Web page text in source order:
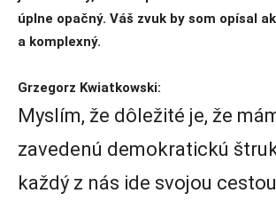
úplne opačný. Váš zvuk by som opísal
a komplexný.
Grzegorz Kwiatkowski:
Myslím, že dôležité je, že
zavedenú demokratickú
každý z nás ide svojou